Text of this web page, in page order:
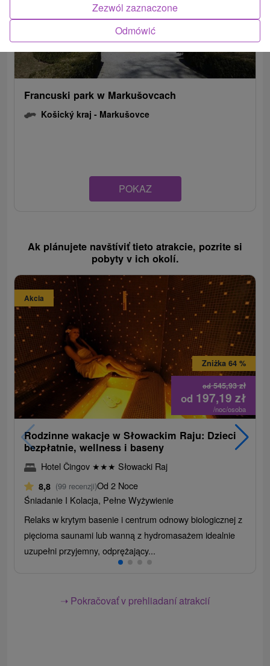
Francuski park w Markušovcach
Košický kraj - Markušovce
POKAZ
Ak plánujete navštíviť tieto atrakcie, pozrite si
pobyty v ich okolí.
Akcia
od545,93zł
Zniżka 64 %
od 197,19zł
/noc/osoba
Rodzinne wakacje w Słowackim Raju: Dzieci
bezpłatnie, wellness i baseny
Hotel Čingov ★★★ Słowacki Raj
8,8 (99 recenzji)Od 2 Noce
Śniadanie I Kolacja, Pełne Wyżywienie
Relaks w krytym basenie i centrum odnowy biologicznej z
pięcioma saunami lub wanną z hydromasażem idealnie
uzupełni przyjemny, odprężający...
➝ Pokračovať v prehliadaní atrakcií
Odmówić
Zezwól zaznaczone